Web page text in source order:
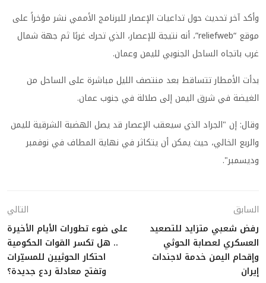
وأكد آخر تحديث حول تداعيات الإعصار للبرنامج الأممي نشر مؤخراً على
موقع “reliefweb”، أنه نتيجة للإعصار، الذي تحرك غربًا ثم جهة شمال
غرب باتجاه الساحل الجنوبي لليمن وعمان.
بدأت الأمطار تتساقط بعد منتصف الليل مباشرة على الساحل من
الغيضة في شرق اليمن إلى صلالة في جنوب عمان.
وقال: إن "الجراد الذي سيعقب الإعصار قد يصل الهضبة الشرقية لليمن
والربع الخالي، حيث يمكن أن يتكاثر في نهاية المطاف في نوفمبر
وديسمبر".
السابق
رفض شعبي متزايد للتصعيد
العسكري لعصابة الحوثي
وإقحام اليمن خدمة لاجندات
إيران
التالي
على ضوء تطورات الأيام الأخيرة
.. هل تكسر القوات الحكومية
احتكار الحوثيين للمسيّرات
وتفتح معادلة ردع جديدة؟